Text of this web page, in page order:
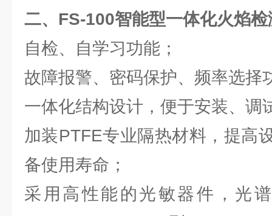
二、 FS-100智能型一体化火焰
自检、自学习功能；
故障报警、密码保护、频率选择
一体化结构设计，便于安装、调
加装PTFE专业隔热材料，提高
备使用寿命；
采用高性能的光敏器件，光